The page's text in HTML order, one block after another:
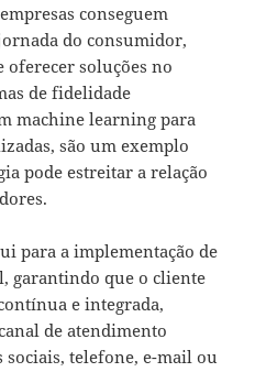
conseguem
do consumidor,
oferecer soluções no
de fidelidade
machine learning para
são um exemplo
pode estreitar a relação
para a implementação de
garantindo que o cliente
e integrada,
de atendimento
sociais, telefone, e-mail ou